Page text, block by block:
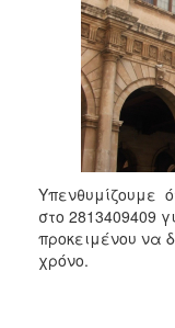
Υπενθυμίζουμε
στο 2813409409
προκειμένου να
χρόνο.